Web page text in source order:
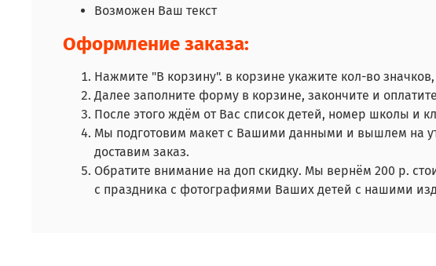
Возможен Ваш текст
Оформление заказа:
Нажмите "В корзину". в корзине укажите кол-во
Далее заполните форму в корзине, закончите и
После этого ждём от Вас список детей, номер школы и
Мы подготовим макет с Вашими данными и вышлем на
доставим заказ.
Обратите внимание на доп скидку. Мы вернём 200 р.
с праздника с фотографиями Ваших детей с нашими